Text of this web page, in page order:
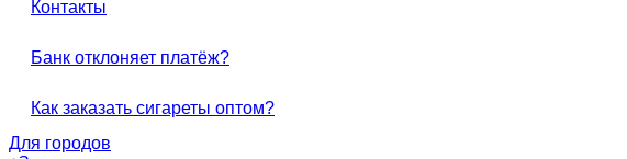
Контакты
Банк отклоняет платёж?
Как заказать сигареты оптом?
Для городов